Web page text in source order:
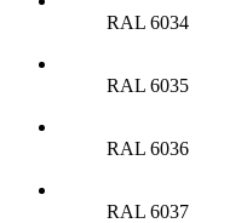
RAL 6034
RAL 6035
RAL 6036
RAL 6037